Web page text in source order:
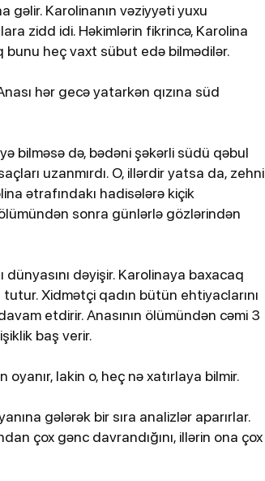
gəlir. Karolinanın vəziyyəti yuxu
zidd idi. Həkimlərin fikrincə, Karolina
bunu heç vaxt sübut edə bilmədilər.
hər gecə yatarkən qızına süd
bilməsə də, bədəni şəkərli südü qəbul
uzanmırdı. O, illərdir yatsa da, zehni
ətrafındakı hadisələrə kiçik
sonra günlərlə gözlərindən
dünyasını dəyişir. Karolinaya baxacaq
Xidmətçi qadın bütün ehtiyaclarını
etdirir. Anasının ölümündən cəmi 3
baş verir.
lakin o, heç nə xatırlaya bilmir.
gələrək bir sıra analizlər aparırlar.
çox gənc davrandığını, illərin ona çox